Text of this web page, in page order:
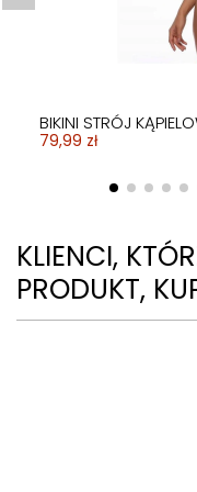
BIKINI STRÓJ
79,99 zł
KLIENCI,
PRODUKT,